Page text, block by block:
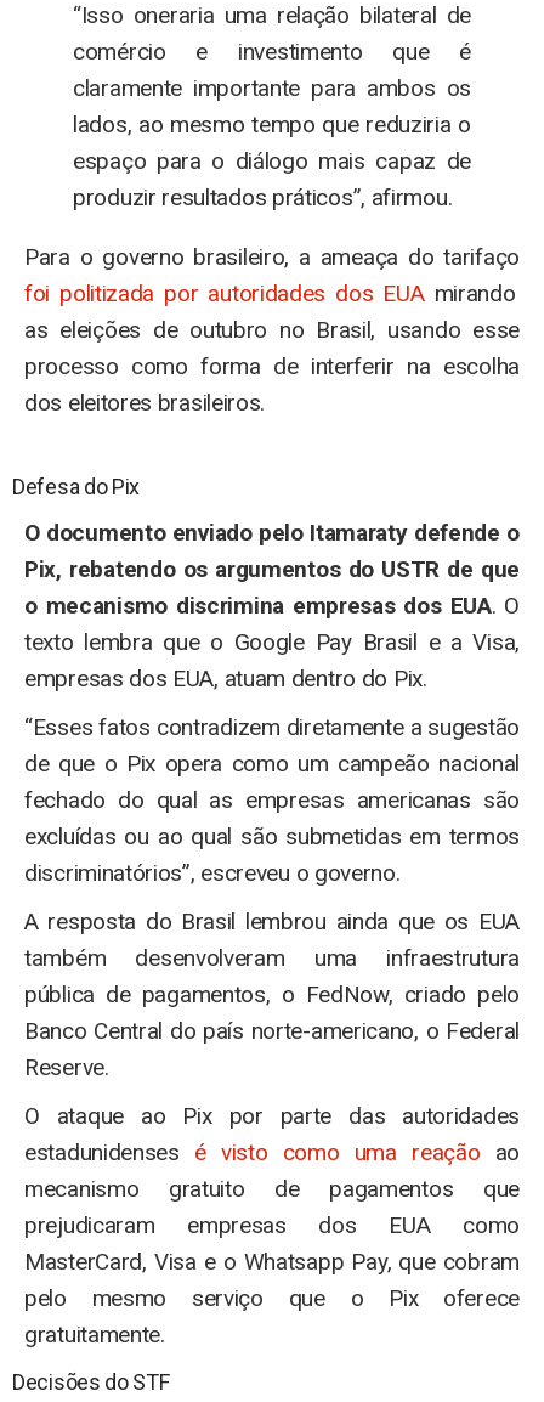
“Isso oneraria uma relação bilateral de
comércio e investimento que é
claramente importante para ambos os
lados, ao mesmo tempo que reduziria o
espaço para o diálogo mais capaz de
produzir resultados práticos”, afirmou.
Para o governo brasileiro, a ameaça do tarifaço
foi politizada por autoridades dos EUAmirando
as eleições de outubro no Brasil, usando esse
processo como forma de interferir na escolha
dos eleitores brasileiros.
Defesa do Pix
O documento enviado pelo Itamaraty defende o
Pix, rebatendo os argumentos do USTR de que
o mecanismo discrimina empresas dos EUA. O
texto lembra que o Google Pay Brasil e a Visa,
empresas dos EUA, atuam dentro do Pix.
“Esses fatos contradizem diretamente a sugestão
de que o Pix opera como um campeão nacional
fechado do qual as empresas americanas são
excluídas ou ao qual são submetidas em termos
discriminatórios”, escreveu o governo.
A resposta do Brasil lembrou ainda que os EUA
também desenvolveram uma infraestrutura
pública de pagamentos, o FedNow, criado pelo
Banco Central do país norte-americano, o Federal
Reserve.
O ataque ao Pix por parte das autoridades
estadunidenses é visto como uma reação ao
mecanismo gratuito de pagamentos que
prejudicaram empresas dos EUA como
MasterCard, Visa e o Whatsapp Pay, que cobram
pelo mesmo serviço que o Pix oferece
gratuitamente.
Decisões do STF